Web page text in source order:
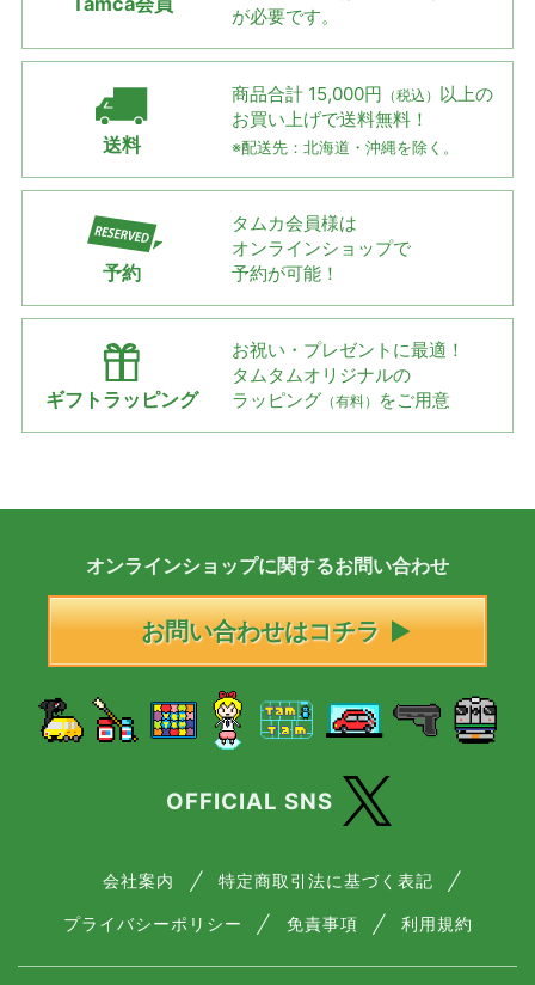
が必要です。
送料
商品合計 15,000円 （税込） 以上の
お買い上げで送料無料！
※配送先：北海道・沖縄を除く。
予約
タムカ会員様は
オンラインショップで
予約が可能！
ギフトラッピング
お祝い・プレゼントに最適！
タムタムオリジナルの
ラッピング （有料） をご用意
オンラインショップに関するお問い合わせ
お問い合わせはコチラ
OFFICIAL SNS
会社案内 特定商取引法に基づく表記
プライバシーポリシー 免責事項 利用規約